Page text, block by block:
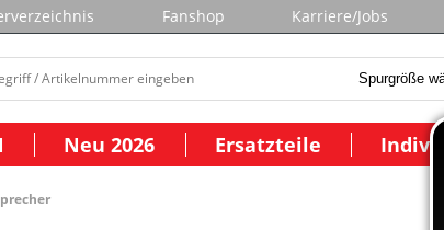
Fanshop Karriere/Jobs
Neu 2026 Ersatzteile